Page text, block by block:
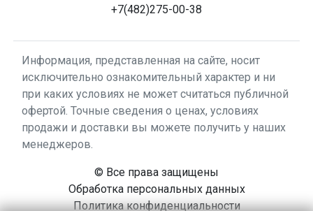
+7(482)275-00-38
Информация, представленная на сайте, носит
исключительно ознакомительный характер и ни
при каких условиях не может считаться публичной
офертой. Точные сведения о ценах, условиях
продажи и доставки вы можете получить у наших
менеджеров.
© Все права защищены
Обработка персональных данных
Политика конфиденциальности